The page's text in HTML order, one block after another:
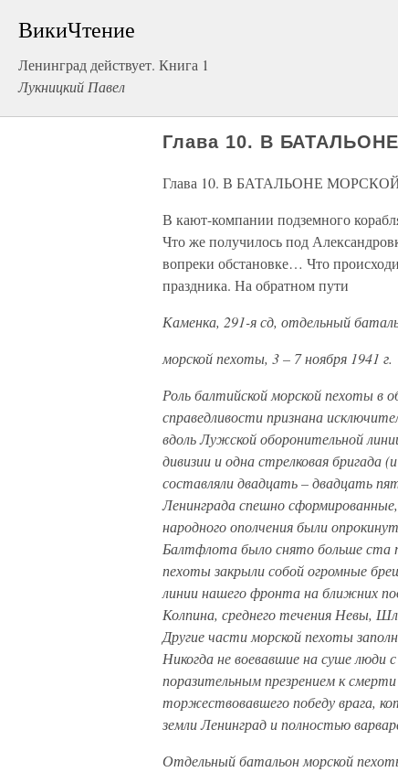
ВикиЧтение
Ленинград действует. Книга 1
Лукницкий Павел
Глава 10. В
Глава 10. В БАТАЛЬОНЕ
В кают-компании подземного
Что же получилось под
вопреки обстановке… Что
праздника. На обратном пути
Каменка, 291-я сд, отдельный
морской пехоты, 3 – 7 ноября 1941 г.
Роль балтийской морской пехоты в
справедливости признана
вдоль Лужской оборонительной
дивизии и одна стрелковая
составляли двадцать – двадцать
Ленинграда спешно
народного ополчения были
Балтфлота было снято больше ста
пехоты закрыли собой огромные
линии нашего фронта на ближних
Колпина, среднего течения Невы,
Другие части морской пехоты
Никогда не воевавшие на суше люди
поразительным презрением к
торжествовавшего победу врага,
земли Ленинград и полностью
Отдельный батальон морской